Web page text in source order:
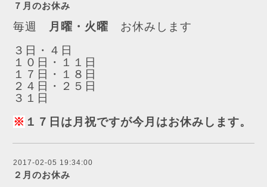
７月のお休み
毎週 月曜・火曜 お休みします
３日・４日
１０日・１１日
１７日・１８日
２４日・２５日
３１日
※ １７日は月祝ですが今月はお休みします。
2017-02-05 19:34:00
２月のお休み